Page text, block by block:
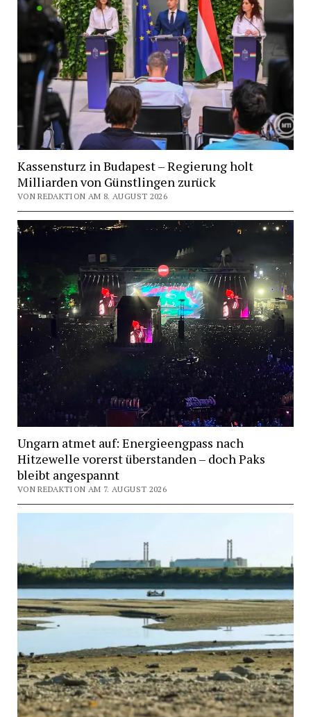
Kassensturz in Budapest – Regierung holt
Milliarden von Günstlingen zurück
VON REDAKTION AM 8. AUGUST 2026
Ungarn atmet auf: Energieengpass nach
Hitzewelle vorerst überstanden – doch Paks
bleibt angespannt
VON REDAKTION AM 7. AUGUST 2026